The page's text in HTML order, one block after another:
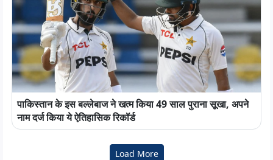
पाकिस्तान के इस बल्लेबाज ने खत्म किया 49 साल पुराना सूखा, अपने
नाम दर्ज किया ये ऐतिहासिक रिकॉर्ड
Load More